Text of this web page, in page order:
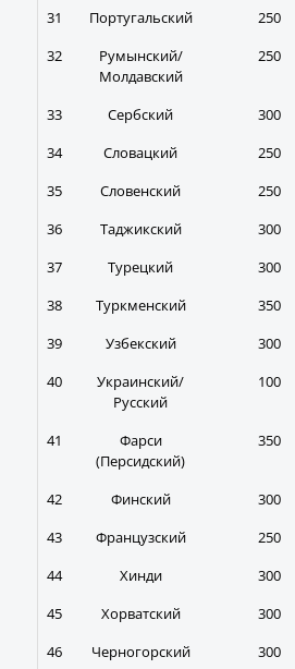
31
Португальский 250
32
Румынский/
Молдавский
250
33 Сербский 300
34
Словацкий 250
35
Словенский 250
36
Таджикский 300
37
Турецкий 300
38
Туркменский 350
39
Узбекский 300
40
Украинский/
Русский
100
41
Фарси
(Персидский)
350
42 Финский 300
43
Французский 250
44
Хинди 300
45
Хорватский 300
46
Черногорский 300